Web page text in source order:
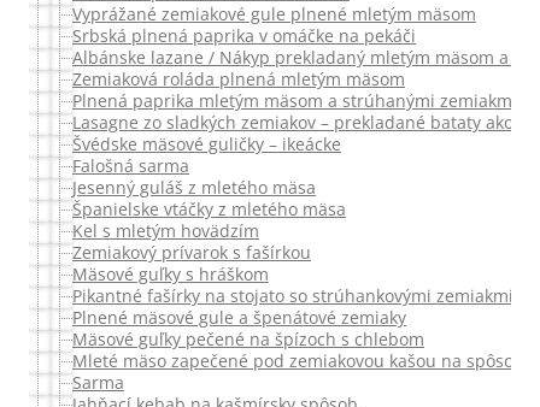
Vyprážané zemiakové gule plnené mletým mäsom
Srbská plnená paprika v omáčke na pekáči
Albánske lazane / Nákyp prekladaný mletým mäsom a
Zemiaková roláda plnená mletým mäsom
Plnená paprika mletým mäsom a strúhanými zemiakmi
Lasagne zo sladkých zemiakov – prekladané bataty ako
Švédske mäsové guličky – ikeácke
Falošná sarma
Jesenný guláš z mletého mäsa
Španielske vtáčky z mletého mäsa
Kel s mletým hovädzím
Zemiakový prívarok s fašírkou
Mäsové guľky s hráškom
Pikantné fašírky na stojato so strúhankovými zemiakmi a
Plnené mäsové gule a špenátové zemiaky
Mäsové guľky pečené na špízoch s chlebom
Mleté mäso zapečené pod zemiakovou kašou na spôsob
Sarma